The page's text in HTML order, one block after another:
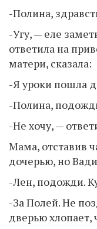
-Полина,
-Угу, — еле
ответила на
матери, сказала:
-Я уроки пошла
-Полина,
-Не хочу, —
Мама, отставив
дочерью, но
-Лен, подожди.
-За Полей. Не
дверью хлопает,